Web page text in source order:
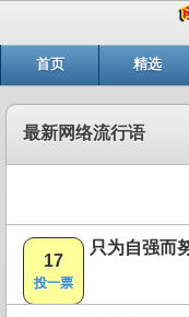
首页 精选
最新网络流行语
17
投一票
只为自强而